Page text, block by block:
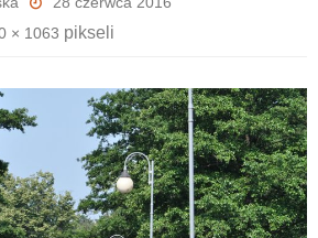
× 1063 pikseli